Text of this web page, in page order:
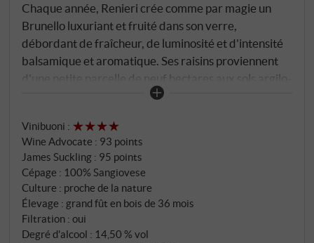
Chaque année, Renieri crée comme par magie un
Brunello luxuriant et fruité dans son verre,
débordant de fraîcheur, de luminosité et d'intensité
balsamique et aromatique. Ses raisins proviennent
d'une petite parcelle de neuf hectares aux sols argilo-
calcaires. Il offre des arômes puissants de cerise et
fleurs bleues. L'acidité merveilleusement bien dosée
entraîne ce vin de parade dans une finale presque
infinie. Une réussite totale ! SUPERIORE.DE
Vinibuoni :
Wine Advocate : 93 points
James Suckling : 95 points
Cépage : 100% Sangiovese
Culture : proche de la nature
Élevage : grand fût en bois de 36 mois
Filtration : oui
Degré d'alcool : 14,50 % vol